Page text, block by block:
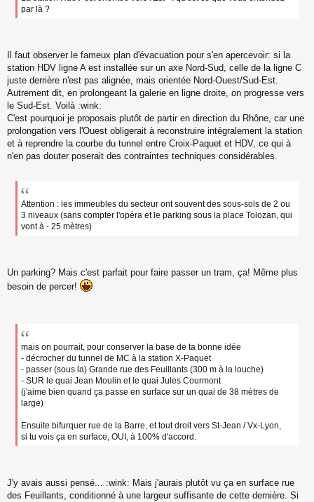
par là ?
Il faut observer le fameux plan d'évacuation pour s'en apercevoir: si la
station HDV ligne A est installée sur un axe Nord-Sud, celle de la ligne C
juste derrière n'est pas alignée, mais orientée Nord-Ouest/Sud-Est.
Autrement dit, en prolongeant la galerie en ligne droite, on progresse vers
le Sud-Est. Voilà :wink:
C'est pourquoi je proposais plutôt de partir en direction du Rhône, car une
prolongation vers l'Ouest obligerait à reconstruire intégralement la station
et à reprendre la courbe du tunnel entre Croix-Paquet et HDV, ce qui à
n'en pas douter poserait des contraintes techniques considérables.
Attention : les immeubles du secteur ont souvent des sous-sols de 2 ou
3 niveaux (sans compter l'opéra et le parking sous la place Tolozan, qui
vont à - 25 mètres)
Un parking? Mais c'est parfait pour faire passer un tram, ça! Même plus
besoin de percer!
mais on pourrait, pour conserver la base de ta bonne idée
- décrocher du tunnel de MC à la station X-Paquet
- passer (sous la) Grande rue des Feuillants (300 m à la louche)
- SUR le quai Jean Moulin et le quai Jules Courmont
(j'aime bien quand ça passe en surface sur un quai de 38 mètres de
large)
Ensuite bifurquer rue de la Barre, et tout droit vers St-Jean / Vx-Lyon,
si tu vois ça en surface, OUI, à 100% d'accord.
J'y avais aussi pensé... :wink: Mais j'aurais plutôt vu ça en surface rue
des Feuillants, conditionné à une largeur suffisante de cette dernière. Si